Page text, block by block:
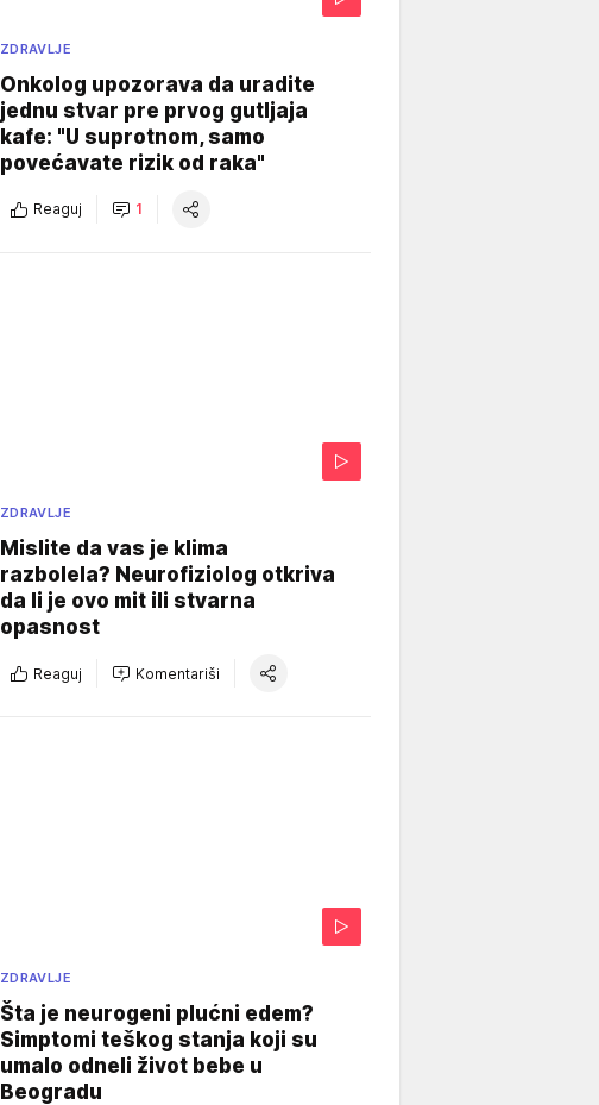
ZDRAVLJE
Onkolog upozorava da uradite
jednu stvar pre prvog gutljaja
kafe: "U suprotnom, samo
povećavate rizik od raka"
Reaguj 1
ZDRAVLJE
Mislite da vas je klima
razbolela? Neurofiziolog otkriva
da li je ovo mit ili stvarna
opasnost
Reaguj Komentariši
ZDRAVLJE
Šta je neurogeni plućni edem?
Simptomi teškog stanja koji su
umalo odneli život bebe u
Beogradu